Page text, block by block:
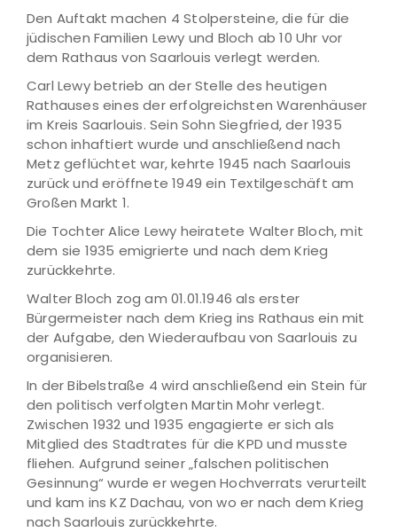
Den Auftakt machen 4 Stolpersteine, die für die
jüdischen Familien Lewy und Bloch ab 10 Uhr vor
dem Rathaus von Saarlouis verlegt werden.
Carl Lewy betrieb an der Stelle des heutigen
Rathauses eines der erfolgreichsten Warenhäuser
im Kreis Saarlouis. Sein Sohn Siegfried, der 1935
schon inhaftiert wurde und anschließend nach
Metz geflüchtet war, kehrte 1945 nach Saarlouis
zurück und eröffnete 1949 ein Textilgeschäft am
Großen Markt 1.
Die Tochter Alice Lewy heiratete Walter Bloch, mit
dem sie 1935 emigrierte und nach dem Krieg
zurückkehrte.
Walter Bloch zog am 01.01.1946 als erster
Bürgermeister nach dem Krieg ins Rathaus ein mit
der Aufgabe, den Wiederaufbau von Saarlouis zu
organisieren.
In der Bibelstraße 4 wird anschließend ein Stein für
den politisch verfolgten Martin Mohr verlegt.
Zwischen 1932 und 1935 engagierte er sich als
Mitglied des Stadtrates für die KPD und musste
fliehen. Aufgrund seiner „falschen politischen
Gesinnung“ wurde er wegen Hochverrats verurteilt
und kam ins KZ Dachau, von wo er nach dem Krieg
nach Saarlouis zurückkehrte.